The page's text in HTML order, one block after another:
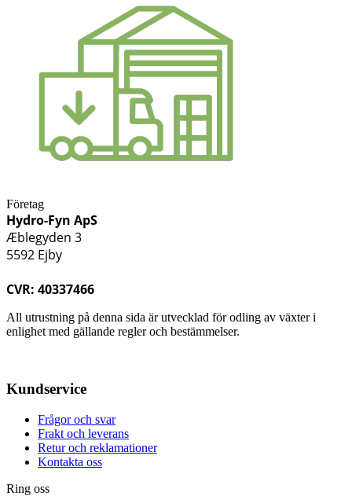
Företag
Hydro-Fyn ApS
Æblegyden 3
5592 Ejby
CVR: 40337466
All utrustning på denna sida är utvecklad för odling av växter i
enlighet med gällande regler och bestämmelser.
Kundservice
Frågor och svar
Frakt och leverans
Retur och reklamationer
Kontakta oss
Ring oss